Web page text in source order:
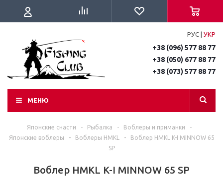
РУС УКР
+38 (096) 577 88 77
+38 (050) 677 88 77
+38 (073) 577 88 77
МЕНЮ
Японские снасти - Рыбалка - Воблеры и приманки
-
Японские воблеры
- Воблеры HMKL -
Воблер HMKL K-I MINNOW 65
SP
Воблер HMKL K-I MINNOW 65 SP